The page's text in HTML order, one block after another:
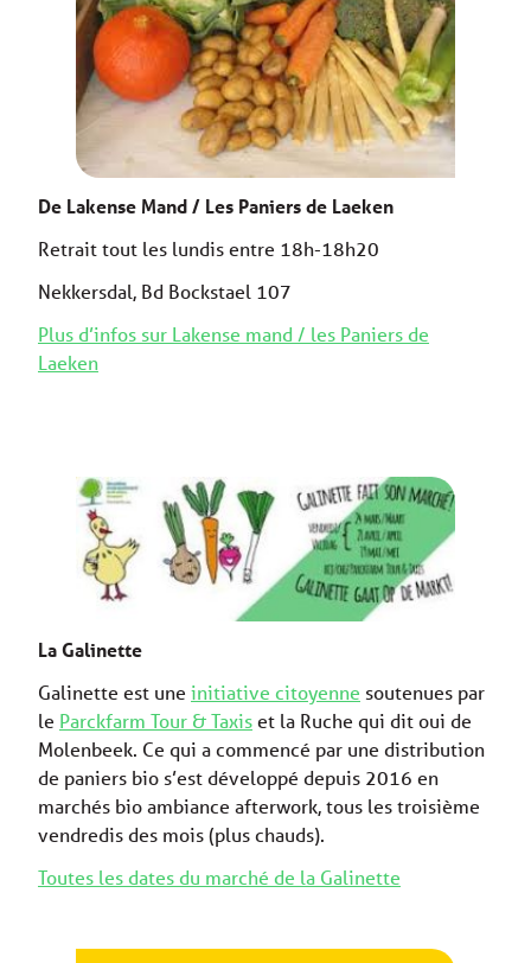
De Lakense Mand / Les Paniers de Laeken
Retrait tout les lundis entre 18h-18h20
Nekkersdal, Bd Bockstael 107
Plus d’infos sur Lakense mand / les Paniers de
Laeken
La Galinette
​Galinette est une initiative citoyenne soutenues par
le Parckfarm Tour & Taxiset la Ruche qui dit oui de
Molenbeek. Ce qui a commencé par une distribution
de paniers bio s’est développé depuis 2016 en
marchés bio ambiance afterwork, tous les troisième
vendredis des mois (plus chauds).
Toutes les dates du marché de la Galinette